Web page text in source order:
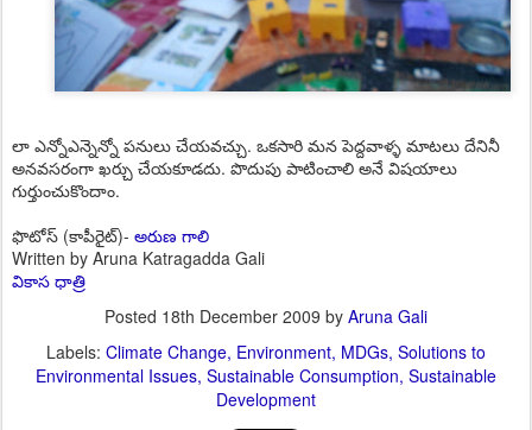
లా ఎన్నోఎన్నెన్నో పనులు చేయవచ్చు. ఒకసారి మన పెద్దవాళ్ళ మాటలు దేనినీ
అనవసరంగా ఖర్చు చేయకూడదు. పొదుపు పాటించాలి అనే విషయాలు
గుర్తుంచుకొందాం.
ఫొటోస్ (కాపీరైట్)- అరుణ గాలి
Written by Aruna Katragadda Gali
వికాస ధాత్రి
Posted 18th December 2009 by Aruna Gali
Labels: Climate Change Environment MDGs Solutions to
Environmental Issues Sustainable Consumption Sustainable
Development